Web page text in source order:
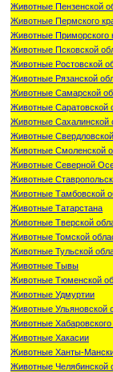
Животные Пензенской
Животные Пермского
Животные Приморского
Животные Псковской
Животные Ростовской
Животные Рязанской
Животные Самарской
Животные Саратовской
Животные Сахалинской
Животные
Животные Смоленской
Животные Северной
Животные
Животные Тамбовской
Животные Татарстана
Животные Тверской
Животные Томской
Животные Тульской
Животные Тывы
Животные Тюменской
Животные Удмуртии
Животные Ульяновской
Животные Хабаровского
Животные Хакасии
Животные Ханты-
Животные Челябинской